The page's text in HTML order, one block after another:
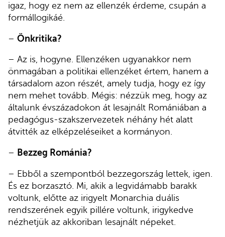
igaz, hogy ez nem az ellenzék érdeme, csupán a
formállogikáé.
– Önkritika?
– Az is, hogyne. Ellenzéken ugyanakkor nem
önmagában a politikai ellenzéket értem, hanem a
társadalom azon részét, amely tudja, hogy ez így
nem mehet tovább. Mégis: nézzük meg, hogy az
általunk évszázadokon át lesajnált Romániában a
pedagógus-szakszervezetek néhány hét alatt
átvitték az elképzeléseiket a kormányon.
– Bezzeg Románia?
– Ebből a szempontból bezzegország lettek, igen.
És ez borzasztó. Mi, akik a legvidámabb barakk
voltunk, előtte az irigyelt Monarchia duális
rendszerének egyik pillére voltunk, irigykedve
nézhetjük az akkoriban lesajnált népeket.